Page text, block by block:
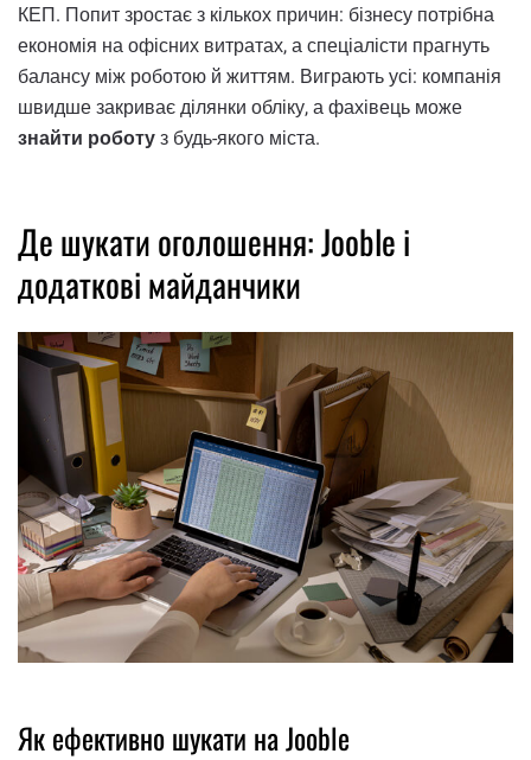
КЕП. Попит зростає з кількох причин: бізнесу потрібна
економія на офісних витратах, а спеціалісти прагнуть
балансу між роботою й життям. Виграють усі: компанія
швидше закриває ділянки обліку, а фахівець може
знайти роботу з будь-якого міста.
Де шукати оголошення: Jooble і
додаткові майданчики
Як ефективно шукати на Jooble